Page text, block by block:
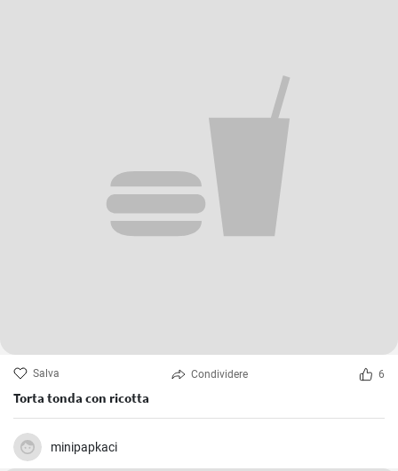
Salva Condividere 6
Torta tonda con ricotta
minipapkaci